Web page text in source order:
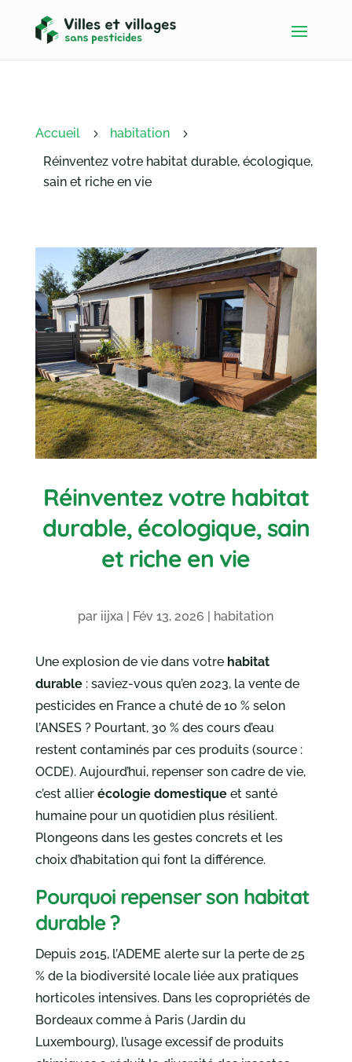
Accueil 5 habitation 5
Réinventez votre habitat durable, écologique,
sain et riche en vie
Réinventez votre habitat
durable, écologique, sain
et riche en vie
par iijxa Fév 13, 2026 habitation
Une explosion de vie dans votre habitat
durable: saviez-vous qu’en 2023, la vente de
pesticides en France a chuté de 10 % selon
l’ANSES ? Pourtant, 30 % des cours d’eau
restent contaminés par ces produits (source :
OCDE). Aujourd’hui, repenser son cadre de vie,
c’est allier écologie domestiqueet santé
humaine pour un quotidien plus résilient.
Plongeons dans les gestes concrets et les
choix d’habitation qui font la différence.
Pourquoi repenser son habitat
durable ?
Depuis 2015, l’ADEME alerte sur la perte de 25
% de la biodiversité locale liée aux pratiques
horticoles intensives. Dans les copropriétés de
Bordeaux comme à Paris (Jardin du
Luxembourg), l’usage excessif de produits